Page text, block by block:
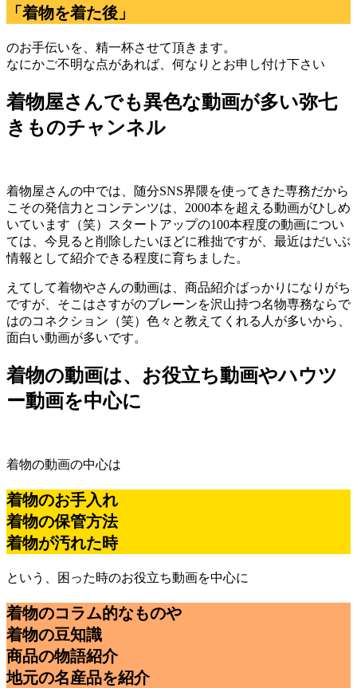
「着物を着た後」
のお手伝いを、精一杯させて頂きます。
なにかご不明な点があれば、何なりとお申し付け下さい
着物屋さんでも異色な動画が多い弥七
きものチャンネル
着物屋さんの中では、随分SNS界隈を使ってきた専務だから
こその発信力とコンテンツは、2000本を超える動画がひしめ
いています（笑）スタートアップの100本程度の動画につい
ては、今見ると削除したいほどに稚拙ですが、最近はだいぶ
情報として紹介できる程度に育ちました。
えてして着物やさんの動画は、商品紹介ばっかりになりがち
ですが、そこはさすがのブレーンを沢山持つ名物専務ならで
はのコネクション（笑）色々と教えてくれる人が多いから、
面白い動画が多いです。
着物の動画は、お役立ち動画やハウツ
ー動画を中心に
着物の動画の中心は
着物のお手入れ
着物の保管方法
着物が汚れた時
という、困った時のお役立ち動画を中心に
着物のコラム的なものや
着物の豆知識
商品の物語紹介
地元の名産品を紹介